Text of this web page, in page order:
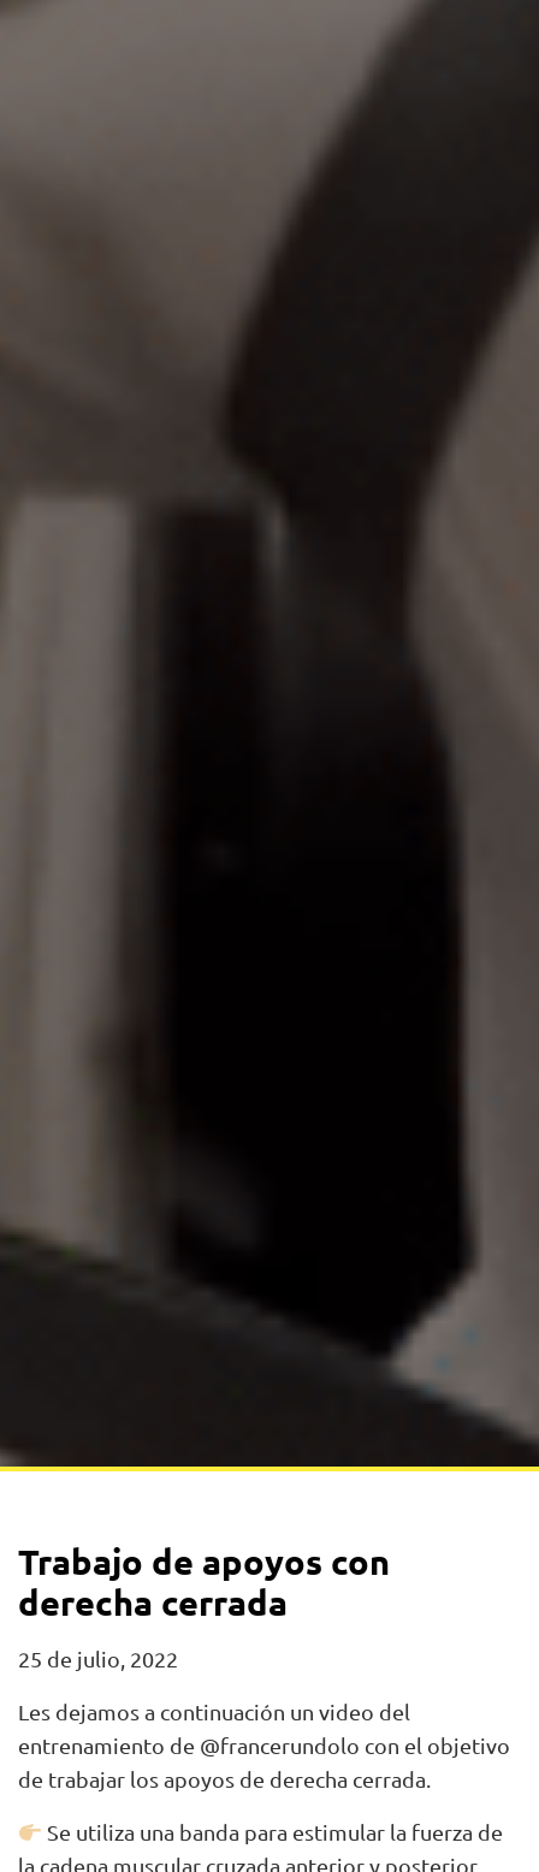
Trabajo de apoyos con
derecha cerrada
25 de julio, 2022
Les dejamos a continuación un video del
entrenamiento de @francerundolo con el objetivo
de trabajar los apoyos de derecha cerrada.
Se utiliza una banda para estimular la fuerza de
la cadena muscular cruzada anterior y posterior,